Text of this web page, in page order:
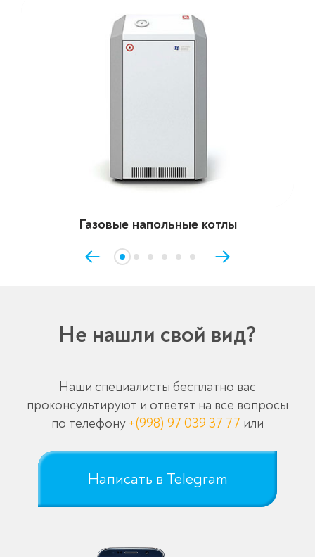
Газовые напольные котлы
Не нашли свой вид?
Наши специалисты бесплатно вас
проконсультируют и ответят на все вопросы
по телефону +(998) 97 039 37 77 или
Написать в Telegram